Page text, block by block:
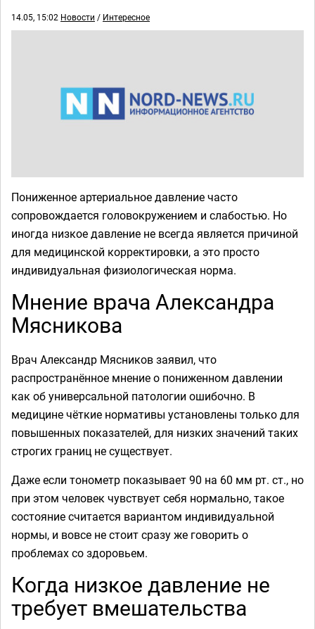
14.05, 15:02 Новости / Интересное
Пониженное артериальное давление часто
сопровождается головокружением и слабостью. Но
иногда низкое давление не всегда является причиной
для медицинской корректировки, а это просто
индивидуальная физиологическая норма.
Мнение врача Александра
Мясникова
Врач Александр Мясников заявил, что
распространённое мнение о пониженном давлении
как об универсальной патологии ошибочно. В
медицине чёткие нормативы установлены только для
повышенных показателей, для низких значений таких
строгих границ не существует.
Даже если тонометр показывает 90 на 60 мм рт. ст., но
при этом человек чувствует себя нормально, такое
состояние считается вариантом индивидуальной
нормы, и вовсе не стоит сразу же говорить о
проблемах со здоровьем.
Когда низкое давление не
требует вмешательства